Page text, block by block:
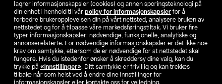
lagrer informasjonskapsler (cookies) og annen sporingsteknologi på
din enhet i henhold til vår policy for informasjonskapsler for å
forbedre brukeropplevelsen din på vårt nettsted, analysere bruken av
nettstedet og for å tilpasse våre markedsføringstiltak. Vi bruker fire
typer informasjonskapsler: nødvendige, funksjonelle, analytiske og
annonserelaterte. For nødvendige informasjonskapsler er det ikke noe
krav om samtykke, ettersom de er nødvendige for at nettstedet skal
fungere. Hvis du istedenfor ønsker å skreddersy dine valg, kan du
trykke på «Innstillinger». Ditt samtykke er frivillig og kan trekkes
tilbake når som helst ved å endre dine innstillinger for
informasjonskapsler eller kontakte oss for veiledning.
Finn din butikk
SE NO FI